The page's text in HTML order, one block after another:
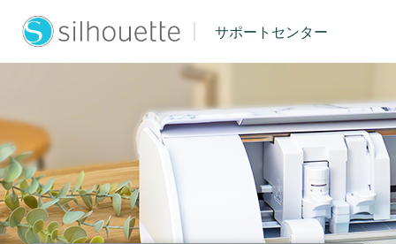
サポートセンター
シルエットジャパン サポート